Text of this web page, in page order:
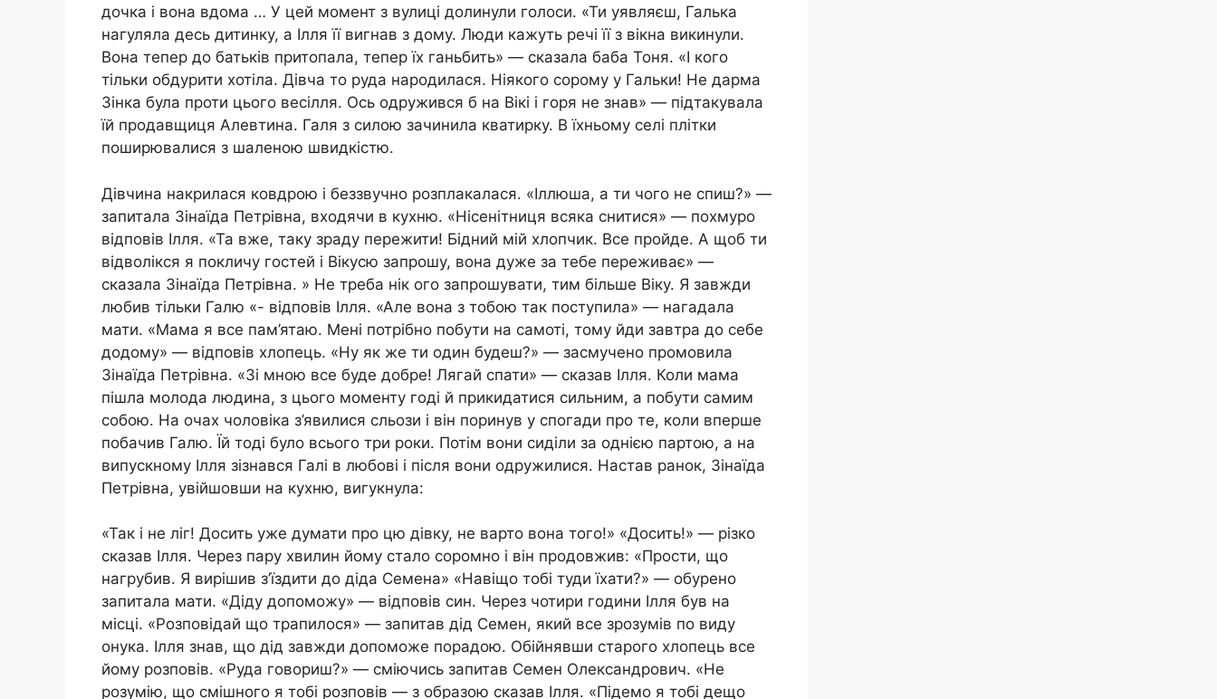
дочка і вона вдома … У цей момент з вулиці долинули голоси. «Ти уявляєш, Галька
нагуляла десь дитинку, а Ілля її вигнав з дому. Люди кажуть речі її з вікна викинули.
Вона тепер до батьків притопала, тепер їх ганьбить» — сказала баба Тоня. «І кого
тільки обдурити хотіла. Дівча то руда народилася. Ніякого сорому у Гальки! Не дарма
Зінка була проти цього весілля. Ось одружився б на Вікі і горя не знав» — підтакувала
їй продавщиця Алевтина. Галя з силою зачинила кватирку. В їхньому селі плітки
поширювалися з шаленою швидкістю.
Дівчина накрилася ковдрою і беззвучно розплакалася. «Іллюша, а ти чого не спиш?» —
запитала Зінаїда Петрівна, входячи в кухню. «Нісенітниця всяка снитися» — похмуро
відповів Ілля. «Та вже, таку зраду пережити! Бідний мій хлопчик. Все пройде. А щоб ти
відволікся я покличу гостей і Вікусю запрошу, вона дуже за тебе переживає» —
сказала Зінаїда Петрівна. » Не треба нік ого запрошувати, тим більше Віку. Я завжди
любив тільки Галю «- відповів Ілля. «Але вона з тобою так поступила» — нагадала
мати. «Мама я все пам’ятаю. Мені потрібно побути на самоті, тому йди завтра до себе
додому» — відповів хлопець. «Ну як же ти один будеш?» — засмучено промовила
Зінаїда Петрівна. «Зі мною все буде добре! Лягай спати» — сказав Ілля. Коли мама
пішла молода людина, з цього моменту годі й прикидатися сильним, а побути самим
собою. На очах чоловіка з’явилися сльози і він поринув у спогади про те, коли вперше
побачив Галю. Їй тоді було всього три роки. Потім вони сиділи за однією партою, а на
випускному Ілля зізнався Галі в любові і після вони одружилися. Настав ранок, Зінаїда
Петрівна, увійшовши на кухню, вигукнула:
«Так і не ліг! Досить уже думати про цю дівку, не варто вона того!» «Досить!» — різко
сказав Ілля. Через пару хвилин йому стало соромно і він продовжив: «Прости, що
нагрубив. Я вирішив з’їздити до діда Семена» «Навіщо тобі туди їхати?» — обурено
запитала мати. «Діду допоможу» — відповів син. Через чотири години Ілля був на
місці. «Розповідай що трапилося» — запитав дід Семен, який все зрозумів по виду
онука. Ілля знав, що дід завжди допоможе порадою. Обійнявши старого хлопець все
йому розповів. «Руда говориш?» — сміючись запитав Семен Олександрович. «Не
розумію, що смішного я тобі розповів — з образою сказав Ілля. «Підемо я тобі дещо